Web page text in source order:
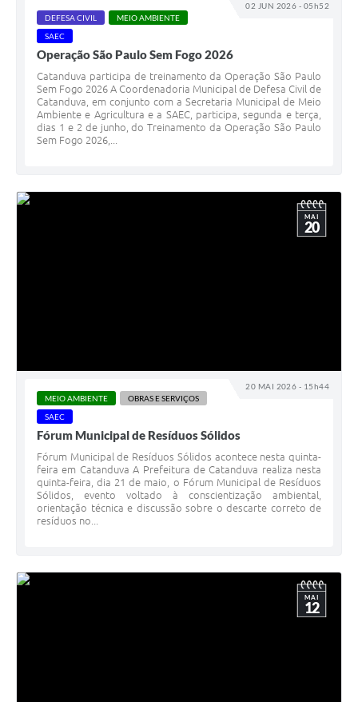
02 JUN 2026 - 05h52
DEFESA CIVIL
MEIO AMBIENTE
SAEC
Operação São Paulo Sem Fogo 2026
Catanduva participa de treinamento da Operação São Paulo
Sem Fogo 2026 A Coordenadoria Municipal de Defesa Civil de
Catanduva, em conjunto com a Secretaria Municipal de Meio
Ambiente e Agricultura e a SAEC, participa, segunda e terça,
dias 1 e 2 de junho, do Treinamento da Operação São Paulo
Sem Fogo 2026,...
20 MAI 2026 - 15h44
MAI
20
MEIO AMBIENTE
OBRAS E SERVIÇOS
SAEC
Fórum Municipal de Resíduos Sólidos
Fórum Municipal de Resíduos Sólidos acontece nesta quinta-
feira em Catanduva A Prefeitura de Catanduva realiza nesta
quinta-feira, dia 21 de maio, o Fórum Municipal de Resíduos
Sólidos, evento voltado à conscientização ambiental,
orientação técnica e discussão sobre o descarte correto de
resíduos no...
MAI
12